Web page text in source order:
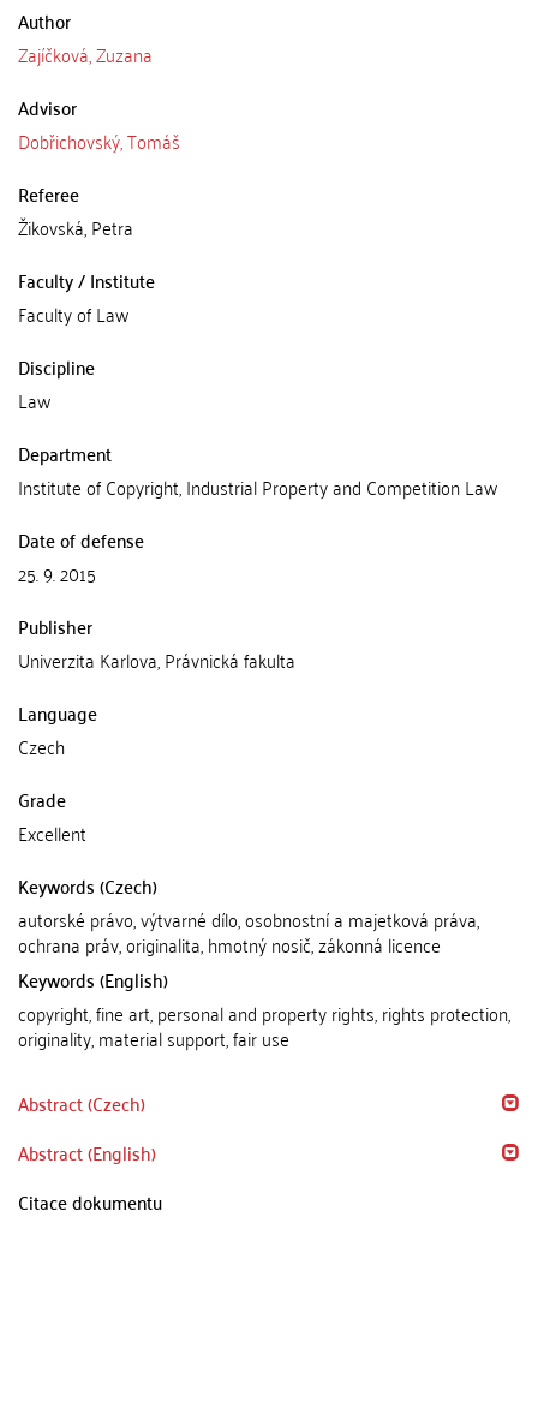
Author
Zajíčková, Zuzana
Advisor
Dobřichovský, Tomáš
Referee
Žikovská, Petra
Faculty / Institute
Faculty of Law
Discipline
Law
Department
Institute of Copyright, Industrial Property and Competition Law
Date of defense
25. 9. 2015
Publisher
Univerzita Karlova, Právnická fakulta
Language
Czech
Grade
Excellent
Keywords (Czech)
autorské právo, výtvarné dílo, osobnostní a majetková práva,
ochrana práv, originalita, hmotný nosič, zákonná licence
Keywords (English)
copyright, fine art, personal and property rights, rights protection,
originality, material support, fair use
Abstract (Czech)
Abstract (English)
Citace dokumentu